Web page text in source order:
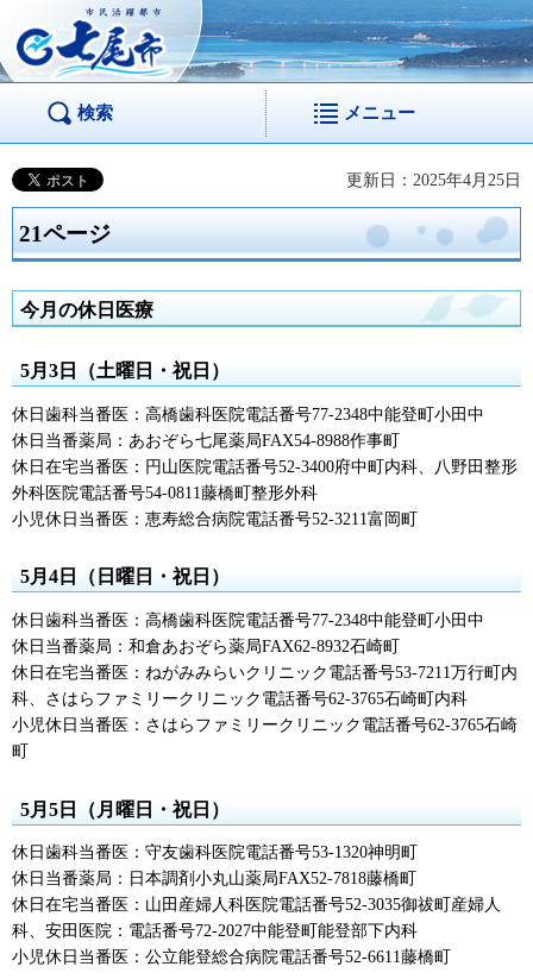
市民活躍都市 七尾
市
検索 メニュー
更新日：2025年4月25日
21ページ
今月の休日医療
5月3日（土曜日・祝日）
休日歯科当番医：高橋歯科医院電話番号77-2348中能登町小田中
休日当番薬局：あおぞら七尾薬局FAX54-8988作事町
休日在宅当番医：円山医院電話番号52-3400府中町内科、八野田整形
外科医院電話番号54-0811藤橋町整形外科
小児休日当番医：恵寿総合病院電話番号52-3211富岡町
5月4日（日曜日・祝日）
休日歯科当番医：高橋歯科医院電話番号77-2348中能登町小田中
休日当番薬局：和倉あおぞら薬局FAX62-8932石崎町
休日在宅当番医：ねがみみらいクリニック電話番号53-7211万行町内
科、さはらファミリークリニック電話番号62-3765石崎町内科
小児休日当番医：さはらファミリークリニック電話番号62-3765石崎
町
5月5日（月曜日・祝日）
休日歯科当番医：守友歯科医院電話番号53-1320神明町
休日当番薬局：日本調剤小丸山薬局FAX52-7818藤橋町
休日在宅当番医：山田産婦人科医院電話番号52-3035御祓町産婦人
科、安田医院：電話番号72-2027中能登町能登部下内科
小児休日当番医：公立能登総合病院電話番号52-6611藤橋町